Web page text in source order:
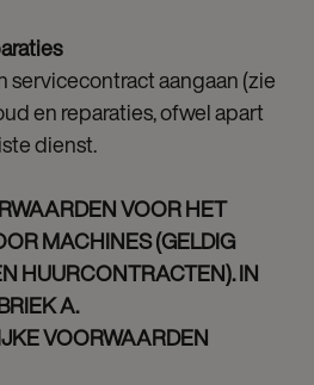
servicecontract aangaan (zie
en reparaties, ofwel apart
dienst.
VOOR HET
MACHINES (GELDIG
HUURCONTRACTEN). IN
A.
VOORWAARDEN